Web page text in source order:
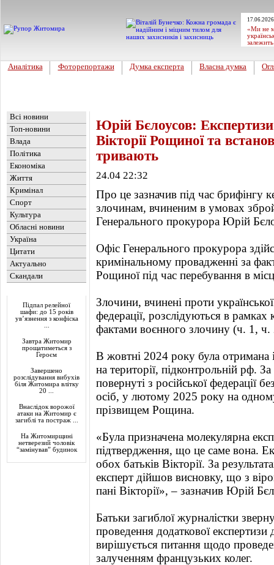
«Ми не
Аналітика Фоторепортажи Думка експерта Власна думка
Всі новини
Топ-новини
Влада
Політика
Економіка
Життя
Кримінал
Спорт
Культура
Обласні новини
Україна
Цитати
Актуально
Скандали
Підпал релейної
шафи: до 15 років
ув’язнення з конфіска
Завтра Житомир
прощатиметься з
Героєм
Завершено
розслідування вибухів
біля Житомира влітку
20 ...
Внаслідок ворожої
атаки на Житомир є
загиблі та постраж ...
На Житомирщині
нетверезий чоловік
“замінував” будинок
Юрій Бєлоусов: Експертизи
Вікторії Рощиної та
тривають
24.04 22:32
Про це зазначив під час брифінгу
злочинам, вчиненим в умовах
Генерального прокурора Юрій
Офіс Генерального прокурора
кримінальному провадженні за
Рощиної під час перебування в
Злочини, вчинені проти
федерації, розслідуються в
фактами воєнного злочину (ч. 1,
В жовтні 2024 року була отримана
на території, підконтрольній рф.
повернуті з російської федерації
осіб, у лютому 2025 року на
прізвищем Рощина.
«Була призначена молекулярна
підтвердження, що це саме вона.
обох батьків Вікторії. За
експерт дійшов висновку, що з
пані Вікторії», – зазначив Юрій
Батьки загиблої журналістки
проведення додаткової експертизи
вирішується питання щодо
залученням французьких колег.